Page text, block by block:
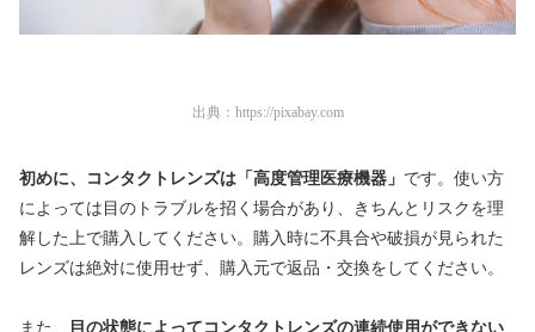
出典： https://pixabay.com
初めに、コンタクトレンズは「高度管理医療機器」 です。使い方
によっては目のトラブルを招く場合があり、きちんとリスクを理
解した上で購入してください。購入時に不具合や破損が見られた
レンズは絶対に使用せず、購入元で返品・交換をしてください。
また、
目の状態によってコンタクトレンズの連続使用ができない